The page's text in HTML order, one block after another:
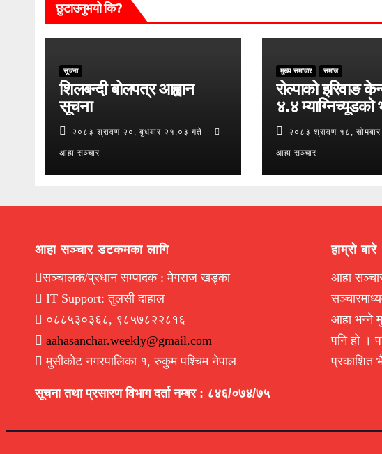
छुटाउनुभयो कि?
सूचना
शिलबन्दी बोलपत्र आह्वान
सूचना
२०८३ श्रावण २०, बुधबार २१:०३ गते
आहा सञ्चार
मुख्य समाचार समाज
रोल्पाको इरिवाङ
४.४ म्याग्निच्यूडको
२०८३ श्रावण १८,
आहा सञ्चार
आहा सञ्चार डटकमका लागि
सञ्चालक/प्रधान सम्पादक : मेगराज खड्का
IT Support: तुलसी दाहाल
०८८५३०३६८, ९८५७८२२८१६
aahasanchar.weekly@gmail.com
मुसीकोट नगरपालिका १, रुकुम पश्चिम नेपाल
सूचना तथा प्रसारण विभाग दर्ता नम्बर : ८४६/०७४/७५
हाम्रो बारे
आहा
आहा भन्ने
पनि हो ।
प्रकाशित